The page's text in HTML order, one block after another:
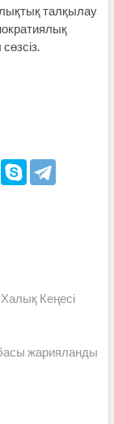
талқылау
Кеңесі
жарияланды